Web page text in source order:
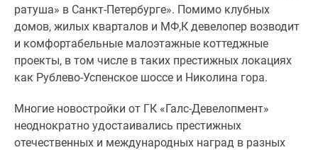
ратуша» в Санкт-Петербурге». Помимо клубных
домов, жилых кварталов и МФ,К девелопер возводит
и комфортабельные малоэтажные коттеджные
проекты, в том числе в таких престижных локациях
как Рублево-Успенское шоссе и Николина гора.
Многие новостройки от ГК «Галс-Девелопмент»
неоднократно удостаивались престижных
отечественных и международных наград в разных